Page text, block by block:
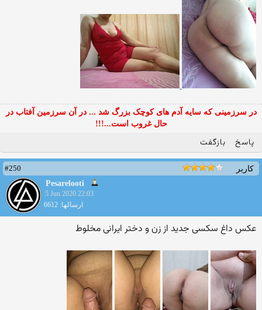
در سرزمینی که سایه آدم های کوچک بزرگ شد ... در آن سرزمین آفتاب در
حال غروب است...!!!
پاسخ بازگفت
کاربر
#250
Pesarelooti
5 Jun 2020 22:03
ارسالها: 6612
عکس داغ سکسی جدید از زن و دختر ایرانی مخلوط